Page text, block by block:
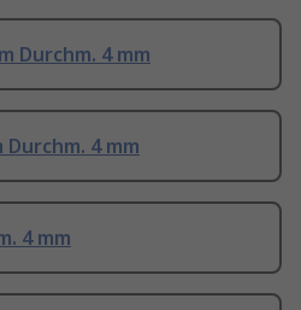
Durchm. 4 mm
Durchm. 4 mm
4 mm